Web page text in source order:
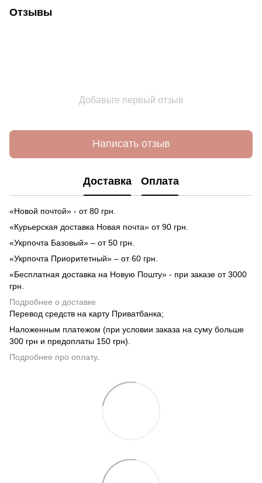
Отзывы
Добавьте первый отзыв
Написать отзыв
Доставка Оплата
«Новой почтой» - от 80 грн.
«Курьерская доставка Новая почта» от 90 грн.
«Укрпочта Базовый» – от 50 грн.
«Укрпочта Приоритетный» – от 60 грн.
«Бесплатная доставка на Новую Пошту» - при заказе от 3000
грн.
Подробнее о доставке
Перевод средств на карту Приватбанка;
Наложенным платежом (при условии заказа на суму больше
300 грн и предоплаты 150 грн).
Подробнее про оплату.